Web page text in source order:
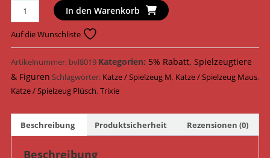
Trixie
Katzenspielzeug
Maus
auf
Spiralfeder
Plüsch
ø
cm
In den Warenkorb
Auf die Wunschliste
Artikelnummer: bvl8019 Kategorien: 5% Rabatt, Spielzeugtiere
& Figuren Schlagwörter: Katze / Spielzeug M, Katze / Spielzeug Maus,
Katze / Spielzeug Plüsch,Trixie
Beschreibung Produktsicherheit Rezensionen (0)
Beschreibung